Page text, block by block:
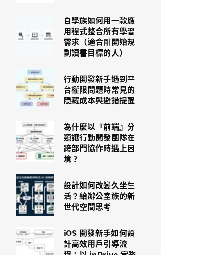
自學族如何用一款應
用程式整合所有學習
需求（適合剛開始規
劃讀書目標的人）
行動開發新手遇到平
台權限問題時常見的
隱藏成本與避錯提醒
為什麼以『前端』分
類讓行動開發團隊在
跨部門協作時遇上困
境？
設計如何改變久坐生
活？給辦公室族的新
世代空間思考
iOS 開發新手如何設
計高效用戶引導流